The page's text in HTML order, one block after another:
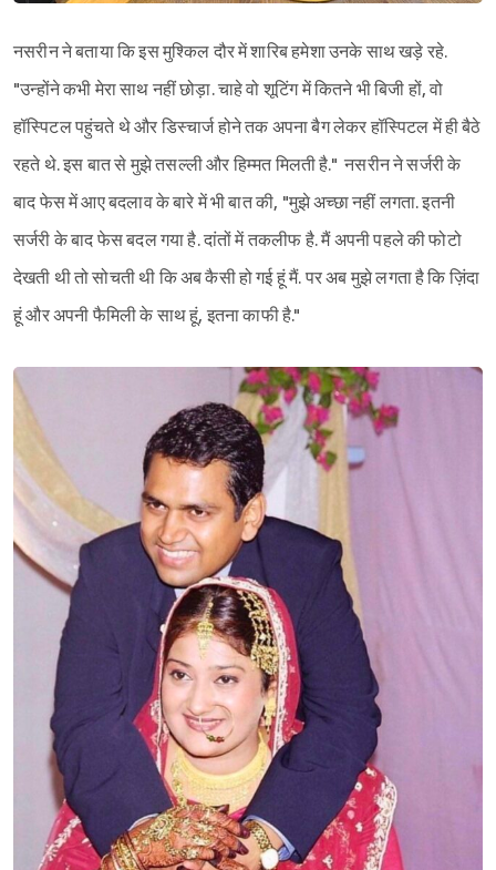
नसरीन ने बताया कि इस मुश्किल दौर में शारिब हमेशा उनके साथ खड़े रहे.
"उन्होंने कभी मेरा साथ नहीं छोड़ा. चाहे वो शूटिंग में कितने भी बिजी हों, वो
हॉस्पिटल पहुंचते थे और डिस्चार्ज होने तक अपना बैग लेकर हॉस्पिटल में ही बैठे
रहते थे. इस बात से मुझे तसल्ली और हिम्मत मिलती है." नसरीन ने सर्जरी के
बाद फेस में आए बदलाव के बारे में भी बात की, "मुझे अच्छा नहीं लगता. इतनी
सर्जरी के बाद फेस बदल गया है. दांतों में तकलीफ है. मैं अपनी पहले की फोटो
देखती थी तो सोचती थी कि अब कैसी हो गई हूं मैं. पर अब मुझे लगता है कि ज़िंदा
हूं और अपनी फैमिली के साथ हूं, इतना काफी है."